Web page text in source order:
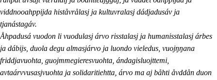
viddnooahppijda histåvrålasj ja kultuvralasj dádjadusáv ja
tjanástagáv.
Åhpadusá vuodon li vuodulasj árvo risstalasj ja humanisstalasj árbes
ja dábijs, duola degu almasjárvo ja luondo vieledus, vuojŋŋana
friddjavuohta, guojmmegieresvuohta, ándagisluojttemi,
avtaárvvusasjvuohta ja solidaritiehtta, árvo ma aj båhti åvddån duon